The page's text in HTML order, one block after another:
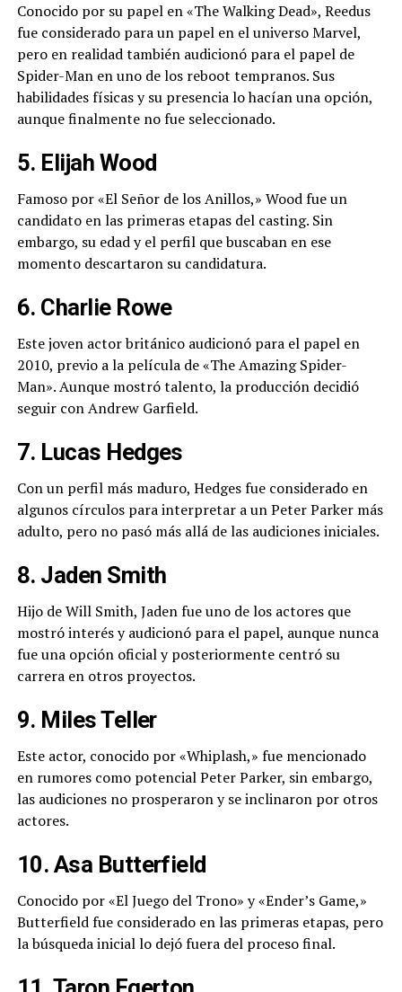
Conocido por su papel en «The Walking Dead», Reedus
fue considerado para un papel en el universo Marvel,
pero en realidad también audicionó para el papel de
Spider-Man en uno de los reboot tempranos. Sus
habilidades físicas y su presencia lo hacían una opción,
aunque finalmente no fue seleccionado.
5. Elijah Wood
Famoso por «El Señor de los Anillos,» Wood fue un
candidato en las primeras etapas del casting. Sin
embargo, su edad y el perfil que buscaban en ese
momento descartaron su candidatura.
6. Charlie Rowe
Este joven actor británico audicionó para el papel en
2010, previo a la película de «The Amazing Spider-
Man». Aunque mostró talento, la producción decidió
seguir con Andrew Garfield.
7. Lucas Hedges
Con un perfil más maduro, Hedges fue considerado en
algunos círculos para interpretar a un Peter Parker más
adulto, pero no pasó más allá de las audiciones iniciales.
8. Jaden Smith
Hijo de Will Smith, Jaden fue uno de los actores que
mostró interés y audicionó para el papel, aunque nunca
fue una opción oficial y posteriormente centró su
carrera en otros proyectos.
9. Miles Teller
Este actor, conocido por «Whiplash,» fue mencionado
en rumores como potencial Peter Parker, sin embargo,
las audiciones no prosperaron y se inclinaron por otros
actores.
10. Asa Butterfield
Conocido por «El Juego del Trono» y «Ender’s Game,»
Butterfield fue considerado en las primeras etapas, pero
la búsqueda inicial lo dejó fuera del proceso final.